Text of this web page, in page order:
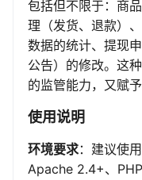
包括但不限于：商
理（发货、退款）
数据的统计、提现
公告）的修改。这
的监管能力，又赋
使用说明
环境要求：建议使
Apache 2.4+、